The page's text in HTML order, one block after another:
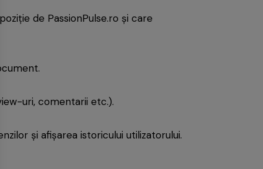
de PassionPulse.ro și care
uri, comentarii etc.).
și afișarea istoricului utilizatorului.